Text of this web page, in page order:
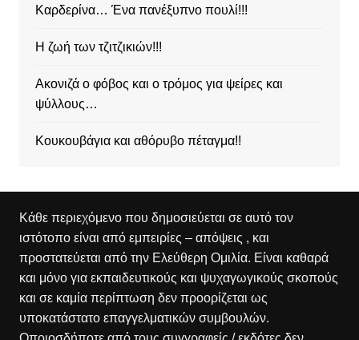
Καρδερίνα… Ένα πανέξυπνο πουλί!!!
Η ζωή των τζιτζικιών!!!
Ακονιζά ο φόβος και ο τρόμος για ψείρες και
ψύλλους…
Κουκουβάγια και αθόρυβο πέταγμα!!
Κάθε περιεχόμενο που δημοσιεύεται σε αυτό τον
ιστότοπο είναι από εμπειρίες – απόψεις , και
προστατεύεται από την Ελεύθερη Ομιλία. Είναι καθαρά
και μόνο για εκπαιδευτικούς και ψυχαγωγικούς σκοπούς
και σε καμία περίπτωση δεν προορίζεται ως
υποκατάστατο επαγγελματικών συμβουλών.